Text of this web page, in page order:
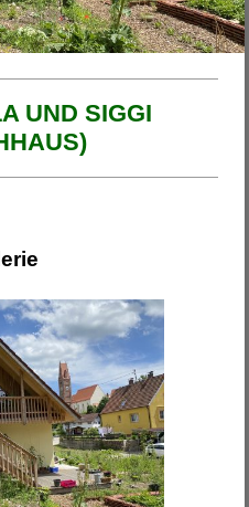
Haus Franzi
UND SIGGI